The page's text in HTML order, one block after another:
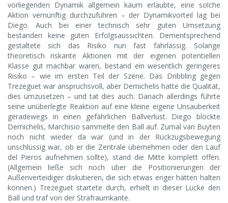
vorliegenden Dynamik allgemein kaum erlaubte, eine solche
Aktion vernünftig durchzuführen – der Dynamikvorteil lag bei
Diego. Auch bei einer technisch sehr guten Umsetzung
bestanden keine guten Erfolgsaussichten. Dementsprechend
gestaltete sich das Risiko nun fast fahrlässig. Solange
theoretisch riskante Aktionen mit der eigenen potentiellen
Klasse gut machbar waren, bestand ein wesentlich geringeres
Risiko – wie im ersten Teil der Szene. Das Dribbling gegen
Trezeguet war anspruchsvoll, aber Demichelis hatte die Qualität,
dies umzusetzen – und tat dies auch. Danach allerdings führte
seine unüberlegte Reaktion auf eine kleine eigene Unsauberkeit
geradewegs in einen gefährlichen Ballverlust. Diego blockte
Demichelis, Marchisio sammelte den Ball auf. Zumal van Buyten
noch nicht wieder da war (und in der Rückzugsbewegung
unschlüssig war, ob er die Zentrale übernehmen oder den Lauf
del Pieros aufnehmen sollte), stand die Mitte komplett offen.
(Allgemein ließe sich noch über die Positionierungen der
Außenverteidiger diskutieren, die sich etwas enger hätten halten
können.) Trezeguet startete durch, erhielt in dieser Lücke den
Ball und traf von der Strafraumkante.